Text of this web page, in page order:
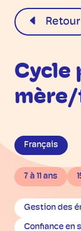
Retour
Cycle
Français
7 à 11 ans
Gestion des
Confiance en